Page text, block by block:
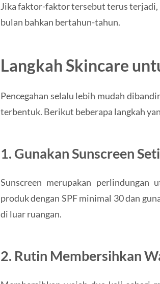
Jika faktor-faktor tersebut terus
bulan bahkan bertahun-tahun.
Langkah Skincare
Pencegahan selalu lebih mudah
terbentuk. Berikut beberapa langkah
1. Gunakan Sunscreen
Sunscreen merupakan
produk dengan SPF minimal 30 dan
di luar ruangan.
2. Rutin Membersihkan